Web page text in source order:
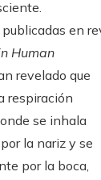
en
Human
revelado que
respiración
se inhala
la nariz y se
por la boca,